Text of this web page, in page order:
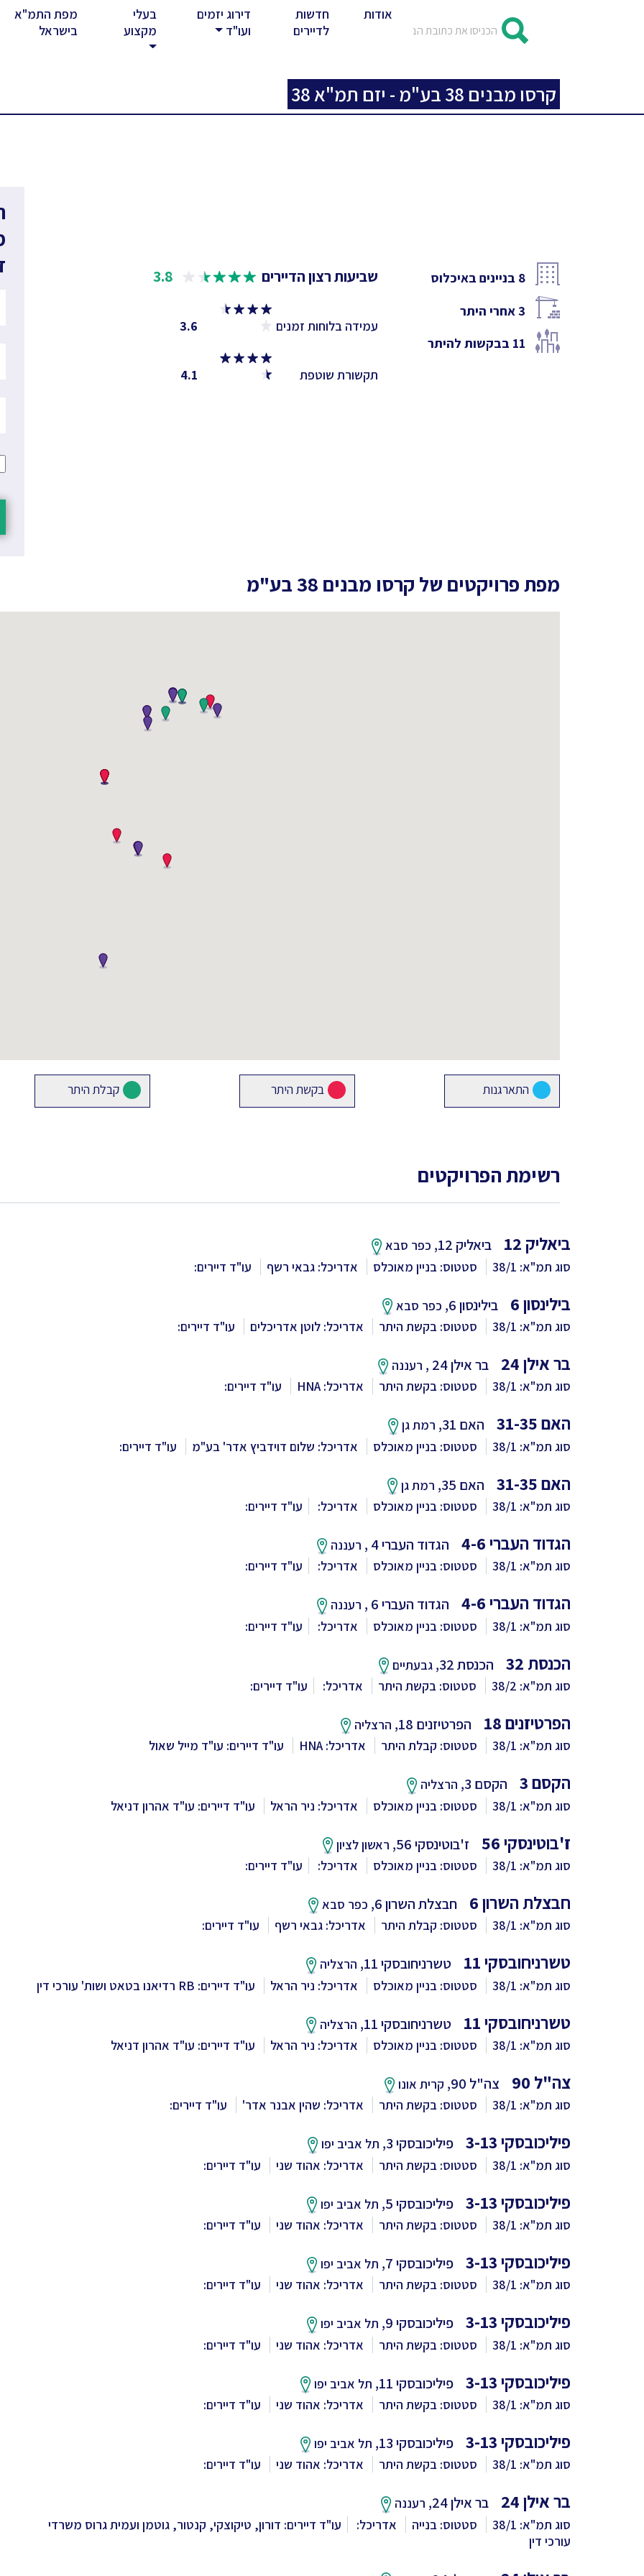
מפת התמ"א
בישראל
בעלי
מקצוע
דירוג יזמים
ועו"ד
חדשות
לדיירים
אודות
קרסו מבנים 38 בע"מ - יזם תמ"א 38
8 בניינים באיכלוס
3אחרי היתר
11 בבקשות להיתר
שביעות רצון הדיירים 3.8
עמידה בלוחות זמנים 3.6
תקשורת שוטפת 4.1
מפת פרויקטים של קרסו מבנים 38 בע"מ
התארגנות בקשת היתר קבלת היתר
רשימת הפרויקטים
ביאליק 12 ביאליק 12,
כפר סבא
סוג תמ"א: 38/1
סטטוס: בניין מאוכלס אדריכל: גבאי רשף עו"ד דיירים:
בילינסון 6 בילינסון 6,
כפר סבא
סוג תמ"א: 38/1
סטטוס: בקשת היתר אדריכל: לוטן אדריכלים עו"ד דיירים:
בר אילן 24 בר אילן 24 ,
רעננה
סוג תמ"א: 38/1
סטטוס: בקשת היתר אדריכל: HNA עו"ד דיירים:
האם 31-35 האם 31,
רמת גן
סוג תמ"א: 38/1
סטטוס: בניין מאוכלס אדריכל: שלום דוידביץ אדר' בע"מ עו"ד דיירים:
האם 31-35 האם 35,
רמת גן
סוג תמ"א: 38/1
סטטוס: בניין מאוכלס אדריכל: עו"ד דיירים:
הגדוד העברי 4-6 הגדוד העברי 4 ,
רעננה
סוג תמ"א: 38/1
סטטוס: בניין מאוכלס אדריכל: עו"ד דיירים:
הגדוד העברי 4-6 הגדוד העברי 6 ,
רעננה
סוג תמ"א: 38/1
סטטוס: בניין מאוכלס אדריכל: עו"ד דיירים:
הכנסת 32 הכנסת 32,
גבעתיים
סוג תמ"א: 38/2
סטטוס: בקשת היתר אדריכל: עו"ד דיירים:
הפרטיזנים 18 הפרטיזנים 18,
הרצליה
סוג תמ"א: 38/1
סטטוס: קבלת היתר אדריכל: HNA עו"ד דיירים: עו"ד מייל שאול
הקסם 3 הקסם 3,
הרצליה
סוג תמ"א: 38/1
סטטוס: בניין מאוכלס אדריכל: ניר הראל עו"ד דיירים: עו"ד אהרון דניאל
ז'בוטינסקי 56 ז'בוטינסקי 56,
ראשון לציון
סוג תמ"א: 38/1
סטטוס: בניין מאוכלס אדריכל: עו"ד דיירים:
חבצלת השרון 6 חבצלת השרון 6,
כפר סבא
סוג תמ"א: 38/1
סטטוס: קבלת היתר אדריכל: גבאי רשף עו"ד דיירים:
טשרניחובסקי 11 טשרניחובסקי 11,
הרצליה
סוג תמ"א: 38/1
סטטוס: בניין מאוכלס אדריכל: ניר הראל עו"ד דיירים: RB רדיאנו בטאט ושות' עורכי דין
טשרניחובסקי 11 טשרניחובסקי 11,
הרצליה
סוג תמ"א: 38/1
סטטוס: בניין מאוכלס אדריכל: ניר הראל עו"ד דיירים: עו"ד אהרון דניאל
צה"ל 90 צה"ל 90,
קרית אונו
סוג תמ"א: 38/1
סטטוס: בקשת היתר אדריכל: שהין אבנר אדר' עו"ד דיירים:
פיליכובסקי 3-13 פיליכובסקי 3,
תל אביב יפו
סוג תמ"א: 38/1
סטטוס: בקשת היתר אדריכל: אהוד שני עו"ד דיירים:
פיליכובסקי 3-13 פיליכובסקי 5,
תל אביב יפו
סוג תמ"א: 38/1
סטטוס: בקשת היתר אדריכל: אהוד שני עו"ד דיירים:
פיליכובסקי 3-13 פיליכובסקי 7,
תל אביב יפו
סוג תמ"א: 38/1
סטטוס: בקשת היתר אדריכל: אהוד שני עו"ד דיירים:
פיליכובסקי 3-13 פיליכובסקי 9,
תל אביב יפו
סוג תמ"א: 38/1
סטטוס: בקשת היתר אדריכל: אהוד שני עו"ד דיירים:
פיליכובסקי 3-13 פיליכובסקי 11,
תל אביב יפו
סוג תמ"א: 38/1
סטטוס: בקשת היתר אדריכל: אהוד שני עו"ד דיירים:
פיליכובסקי 3-13 פיליכובסקי 13,
תל אביב יפו
סוג תמ"א: 38/1
סטטוס: בקשת היתר אדריכל: אהוד שני עו"ד דיירים:
בר אילן 24 בר אילן 24,
רעננה
סוג תמ"א: 38/1
סטטוס: בנייה אדריכל:
עו"ד דיירים: דורון, טיקוצקי, קנטור, גוטמן ועמית גרוס משרדי
עורכי דין